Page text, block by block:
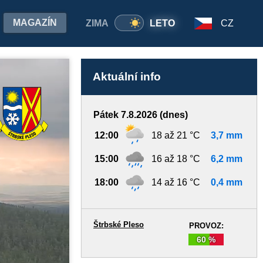
ZIMA LETO
MAGAZÍN CZ
Aktuální info
Pátek 7.8.2026 (dnes)
12:00 18 až 21 °C 3,7 mm
15:00 16 až 18 °C 6,2 mm
18:00 14 až 16 °C 0,4 mm
PROVOZ:
60 %
Štrbské Pleso